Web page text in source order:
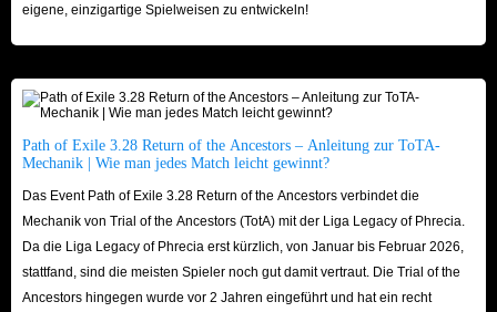
eigene, einzigartige Spielweisen zu entwickeln!
Path of Exile 3.28 Return of the Ancestors – Anleitung zur ToTA-
Mechanik | Wie man jedes Match leicht gewinnt?
Das Event Path of Exile 3.28 Return of the Ancestors verbindet die
Mechanik von Trial of the Ancestors (TotA) mit der Liga Legacy of Phrecia.
Da die Liga Legacy of Phrecia erst kürzlich, von Januar bis Februar 2026,
stattfand, sind die meisten Spieler noch gut damit vertraut. Die Trial of the
Ancestors hingegen wurde vor 2 Jahren eingeführt und hat ein recht